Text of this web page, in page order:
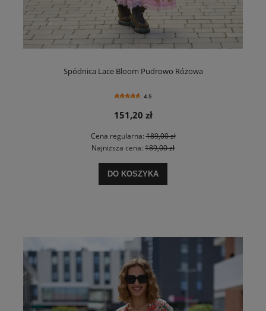
Spódnica Lace Bloom Pudrowo Różowa
4.5
151,20 zł
Cena regularna:189,00 zł
Najniższa cena: 189,00 zł
DO KOSZYKA